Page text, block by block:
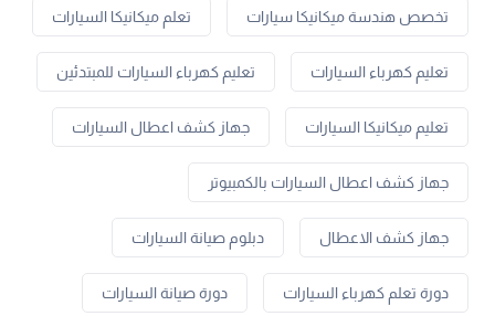
تخصص هندسة ميكانيكا سيارات تعلم ميكانيكا السيارات
تعليم كهرباء السيارات تعليم كهرباء السيارات للمبتدئين
تعليم ميكانيكا السيارات جهاز كشف اعطال السيارات
جهاز كشف اعطال السيارات بالكمبيوتر
جهاز كشف الاعطال دبلوم صيانة السيارات
دورة تعلم كهرباء السيارات دورة صيانة السيارات